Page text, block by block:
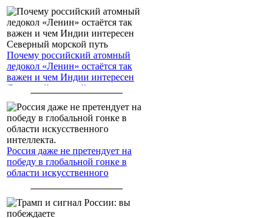
Почему российский атомный
ледокол «Ленин» остаётся так
важен и чем Индии интересен
Северный морской путь
Россия даже не претендует на
победу в глобальной гонке в
области искусственного